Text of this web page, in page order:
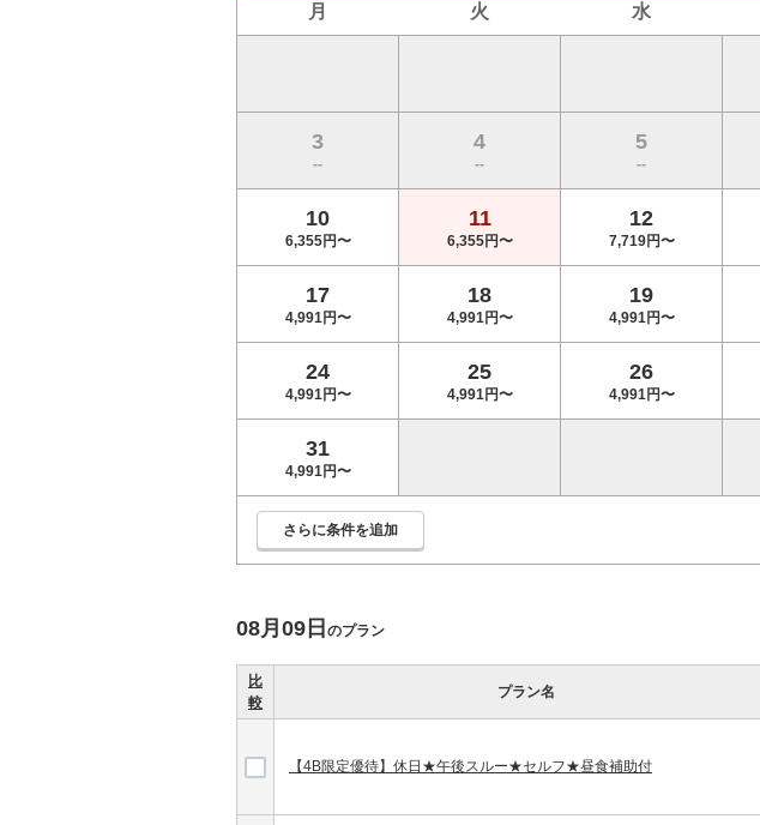
月 火 水
3
--
4
--
5
--
10
6,355円〜
11
6,355円〜
12
7,719円〜
17
4,991円〜
18
4,991円〜
19
4,991円〜
24
4,991円〜
25
4,991円〜
26
4,991円〜
31
4,991円〜
さらに条件を追加
08月09日 のプラン
比
較
プラン名
【4B限定優待】休日★午後スルー★セルフ★昼食補助付